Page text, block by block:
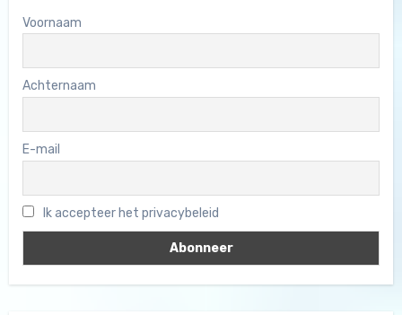
Voornaam
Achternaam
E-mail
Ik accepteer het privacybeleid